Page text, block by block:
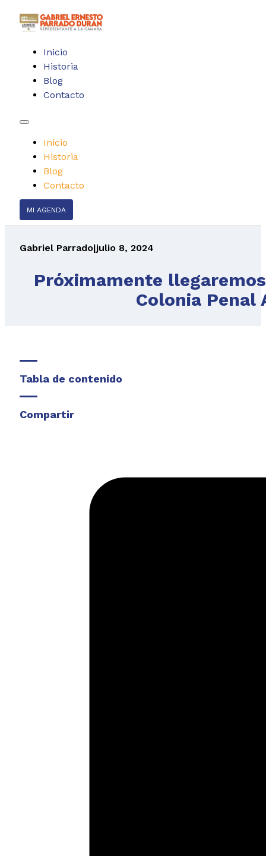
Inicio
Historia
Blog
Contacto
Inicio
Historia
Blog
Contacto
MI AGENDA
Gabriel Parrado|julio 8, 2024
Próximamente
Colonia Penal
Tabla de contenido
Compartir